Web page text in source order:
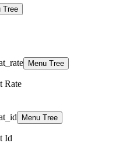
Tree
Menu Tree
Rate
Menu Tree
Id